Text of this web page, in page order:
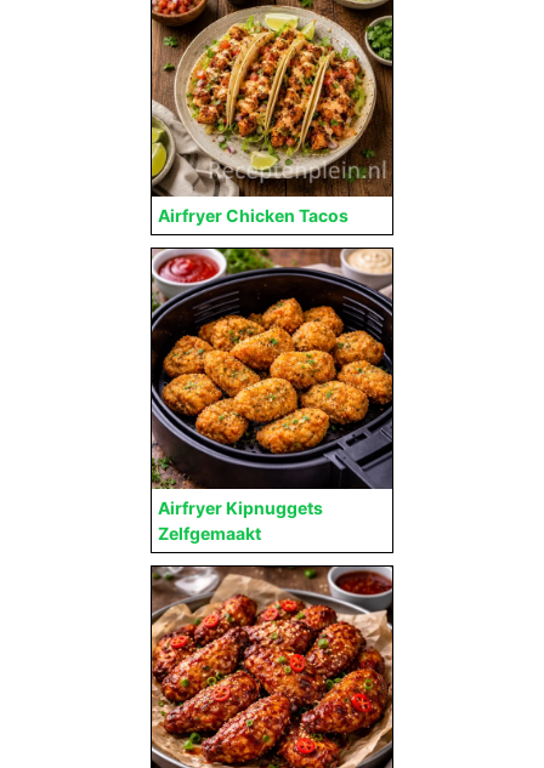
Airfryer Chicken Tacos
Airfryer Kipnuggets
Zelfgemaakt